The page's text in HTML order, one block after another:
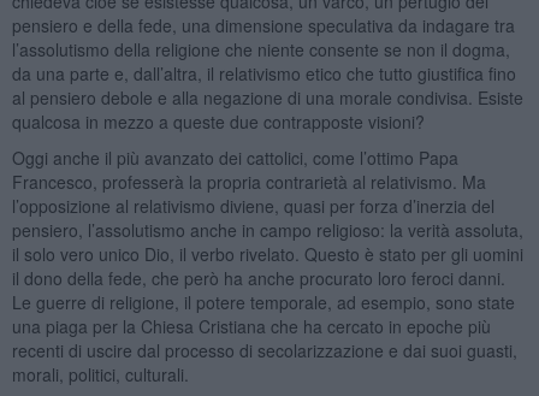
pensiero e della fede, una dimensione speculativa da indagare tra
l’assolutismo della religione che niente consente se non il dogma,
da una parte e, dall’altra, il relativismo etico che tutto giustifica fino
al pensiero debole e alla negazione di una morale condivisa. Esiste
qualcosa in mezzo a queste due contrapposte visioni?
Oggi anche il più avanzato dei cattolici, come l’ottimo Papa
Francesco, professerà la propria contrarietà al relativismo. Ma
l’opposizione al relativismo diviene, quasi per forza d’inerzia del
pensiero, l’assolutismo anche in campo religioso: la verità assoluta,
il solo vero unico Dio, il verbo rivelato. Questo è stato per gli uomini
il dono della fede, che però ha anche procurato loro feroci danni.
Le guerre di religione, il potere temporale, ad esempio, sono state
una piaga per la Chiesa Cristiana che ha cercato in epoche più
recenti di uscire dal processo di secolarizzazione e dai suoi guasti,
morali, politici, culturali.